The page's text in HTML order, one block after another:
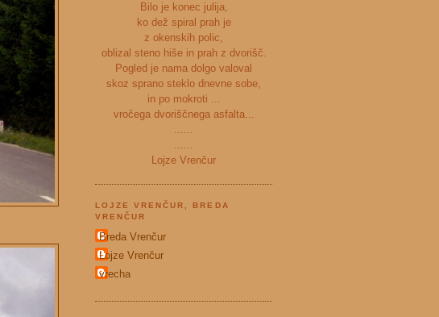
Bilo je konec julija,
ko dež spiral prah je
z okenskih polic,
oblizal steno hiše in prah z dvorišč.
Pogled je nama dolgo valoval
skoz sprano steklo dnevne sobe,
in po mokroti ...
vročega dvoriščnega asfalta...
......
......
Lojze Vrenčur
LOJZE VRENČUR, BREDA
VRENČUR
Breda Vrenčur
Lojze Vrenčur
vrecha